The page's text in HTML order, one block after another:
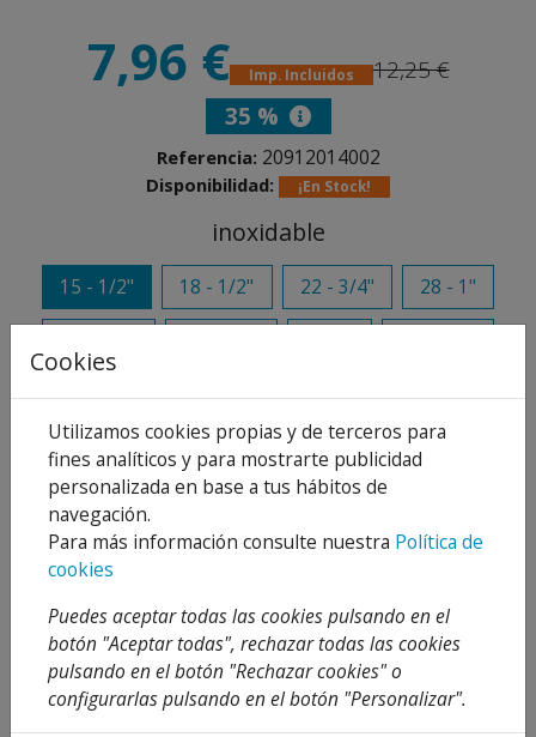
7,96 € Imp. Incluidos
12,25 €
35 %
Referencia: 20912014002
Disponibilidad: ¡En Stock!
inoxidable
15 - 1/2" 18 - 1/2" 22 - 3/4" 28 - 1"
Compartir
Descripción
Detalles
Adjuntos
Cookies
Utilizamos cookies propias y de terceros para
fines analíticos y para mostrarte publicidad
personalizada en base a tus hábitos de
navegación.
Para más información consulte nuestra Política de
cookies
Puedes aceptar todas las cookies pulsando en el
botón "Aceptar todas", rechazar todas las cookies
pulsando en el botón "Rechazar cookies" o
configurarlas pulsando en el botón "Personalizar".